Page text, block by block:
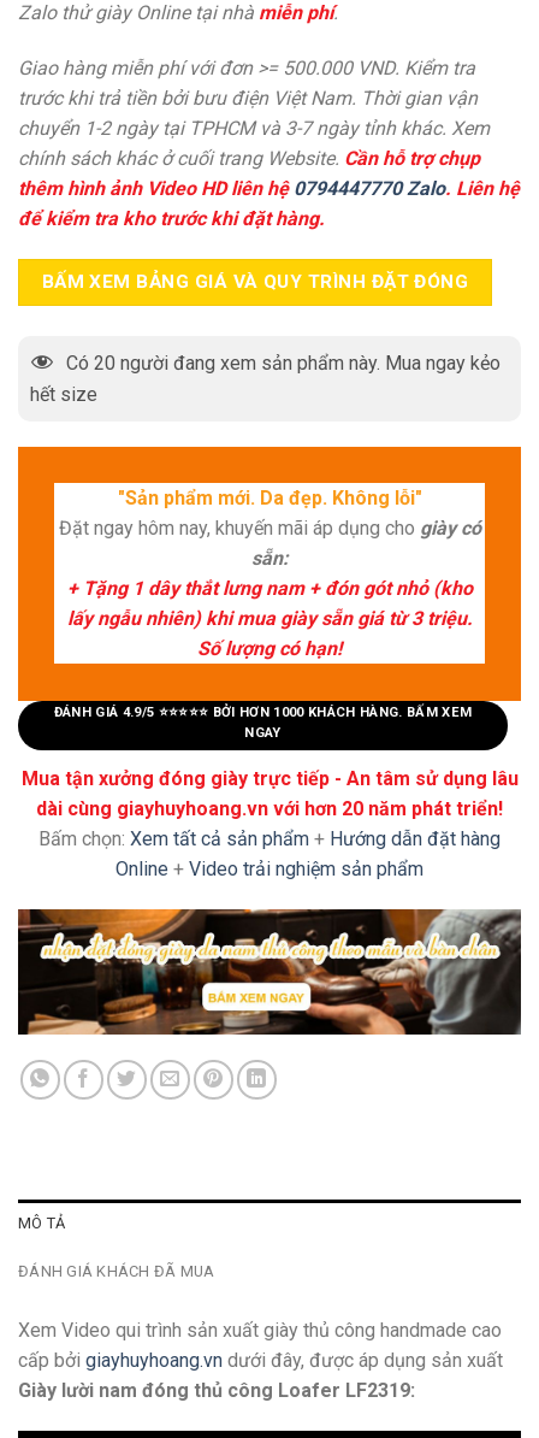
Zalo thử giày Online tại nhà miễn phí.
Giao hàng miễn phí với đơn >= 500.000 VND. Kiểm tra
trước khi trả tiền bởi bưu điện Việt Nam. Thời gian vận
chuyển 1-2 ngày tại TPHCM và 3-7 ngày tỉnh khác. Xem
chính sách khác ở cuối trang Website. Cần hỗ trợ chụp
thêm hình ảnh Video HD liên hệ 0794447770 Zalo. Liên hệ
để kiểm tra kho trước khi đặt hàng.
BẤM XEM BẢNG GIÁ VÀ QUY TRÌNH ĐẶT ĐÓNG
Có 20 người đang xem sản phẩm này. Mua ngay kẻo
hết size
"Sản phẩm mới. Da đẹp. Không lỗi"
Đặt ngay hôm nay, khuyến mãi áp dụng cho giày có
sẵn:
+ Tặng 1 dây thắt lưng nam + đón gót nhỏ (kho
lấy ngẫu nhiên) khi mua giày sẵn giá từ 3 triệu.
Số lượng có hạn!
ĐÁNH GIÁ 4.9/5 ⭐⭐⭐⭐⭐ BỞI HƠN 1000 KHÁCH HÀNG. BẤM XEM
NGAY
Mua tận xưởng đóng giày trực tiếp - An tâm sử dụng lâu
dài cùng giayhuyhoang.vn với hơn 20 năm phát triển!
Bấm chọn: Xem tất cả sản phẩm + Hướng dẫn đặt hàng
Online + Video trải nghiệm sản phẩm
MÔ TẢ
ĐÁNH GIÁ KHÁCH ĐÃ MUA
Xem Video qui trình sản xuất giày thủ công handmade cao
cấp bởi giayhuyhoang.vn dưới đây, được áp dụng sản xuất
Giày lười nam đóng thủ công Loafer LF2319: